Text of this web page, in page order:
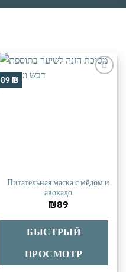
89 ₪
Питательная маска с мёдом и
авокадо
₪89
БЫСТРЫЙ
ПРОСМОТР